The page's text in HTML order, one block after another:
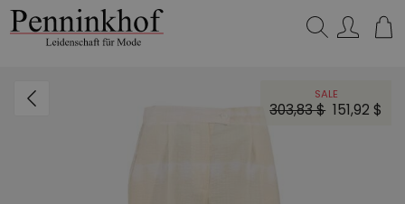
SALE
303,83 $ 151,92 $